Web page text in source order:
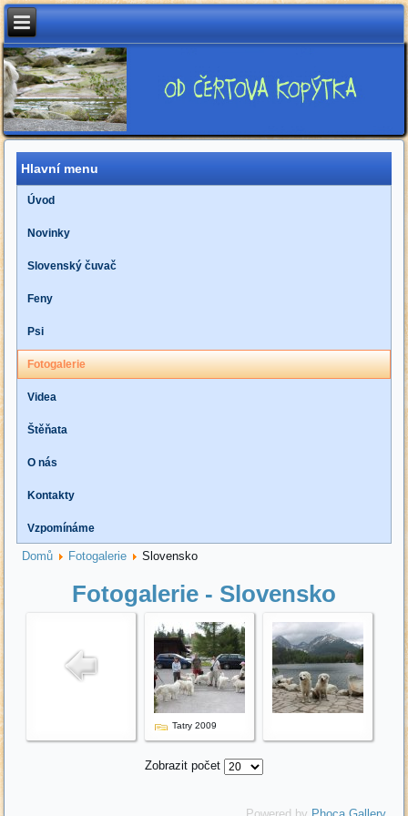
Hlavní menu
Úvod
Novinky
Slovenský čuvač
Feny
Psi
Fotogalerie
Videa
Štěňata
O nás
Kontakty
Vzpomínáme
Domů Fotogalerie Slovensko
Fotogalerie - Slovensko
Tatry 2009
Zobrazit počet